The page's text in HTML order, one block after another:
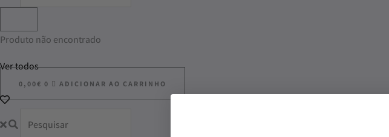
Produto não encontrado
Ver todos
0,00€ 0 ADICIONAR AO CARRINHO